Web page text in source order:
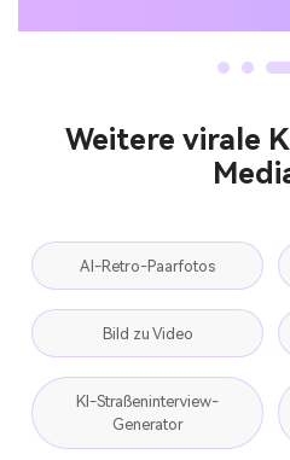
Weitere virale
AI-Retro-Paarfotos
Bild zu Video
KI-Straßeninterview-
Generator